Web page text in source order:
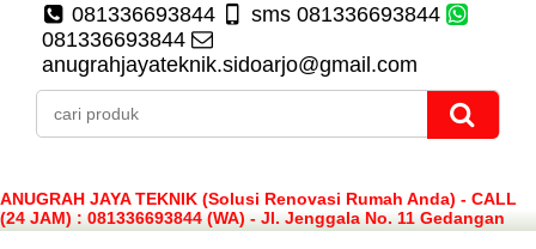
081336693844
sms 081336693844
081336693844
anugrahjayateknik.sidoarjo@gmail.com
ANUGRAH JAYA TEKNIK (Solusi Renovasi Rumah Anda) - CALL
(24 JAM) : 081336693844 (WA) - Jl. Jenggala No. 11 Gedangan
Sidoarjo